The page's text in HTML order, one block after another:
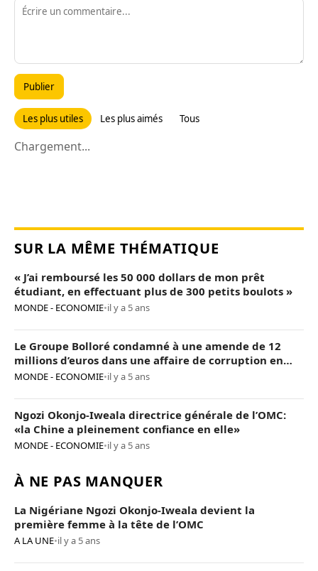
Publier
Les plus utiles Les plus aimés Tous
Chargement...
SUR LA MÊME THÉMATIQUE
« J’ai remboursé les 50 000 dollars de mon prêt
étudiant, en effectuant plus de 300 petits boulots »
MONDE - ECONOMIE•il y a 5 ans
Le Groupe Bolloré condamné à une amende de 12
millions d’euros dans une affaire de corruption en
Afrique
MONDE - ECONOMIE•il y a 5 ans
Ngozi Okonjo-Iweala directrice générale de l’OMC:
«la Chine a pleinement confiance en elle»
MONDE - ECONOMIE•il y a 5 ans
À NE PAS MANQUER
La Nigériane Ngozi Okonjo-Iweala devient la
première femme à la tête de l’OMC
A LA UNE•il y a 5 ans